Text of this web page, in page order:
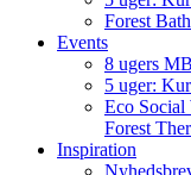
Forest
Events
8 ugers
5 uger:
Eco
Forest
Inspiration